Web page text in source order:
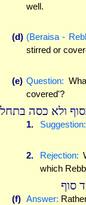
well.
(d) (Beraisa -
stirred or
(e) Question:
covered'?
ולא כסה
1. Suggestion:
2. Rejection:
which
סוף
(f) Answer: